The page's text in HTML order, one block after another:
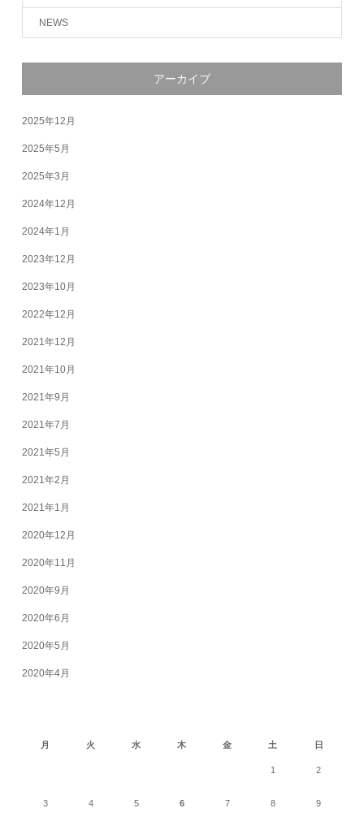
NEWS
アーカイブ
2025年12月
2025年5月
2025年3月
2024年12月
2024年1月
2023年12月
2023年10月
2022年12月
2021年12月
2021年10月
2021年9月
2021年7月
2021年5月
2021年2月
2021年1月
2020年12月
2020年11月
2020年9月
2020年6月
2020年5月
2020年4月
月
火 水 木 金 土 日
1 2
3 4 5 6 7 8 9